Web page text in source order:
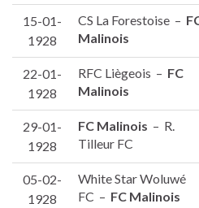
15-01-
1928
CS La Forestoise –
Malinois
22-01-
1928
RFC Liègeois – FC
Malinois
29-01-
1928
FC Malinois – R.
Tilleur FC
05-02-
1928
White Star Woluwé
FC – FC Malinois